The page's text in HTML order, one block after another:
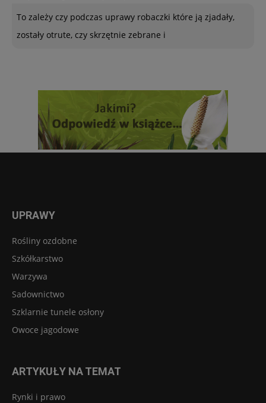
To zależy czy podczas uprawy robaczki które ją zjadały,
zostały otrute, czy skrzętnie zebrane i
UPRAWY
Rośliny ozdobne
Szkółkarstwo
Warzywa
Sadownictwo
Szklarnie tunele osłony
Owoce jagodowe
ARTYKUŁY NA TEMAT
Rynki i prawo